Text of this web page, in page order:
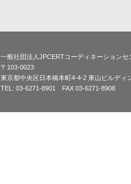
一般社団法人JPCERTコーディネーションセ
〒103-0023
東京都中央区日本橋本町4-4-2 東山ビルディ
TEL: 03-6271-8901 FAX 03-6271-8908